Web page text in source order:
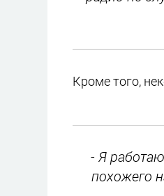
Кроме того,
- Я
похожего